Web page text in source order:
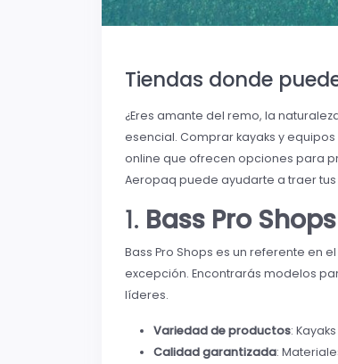
Tiendas donde
¿Eres amante del remo, la
esencial. Comprar kayaks y
online que ofrecen opciones para
Aeropaq puede ayudarte a traer
1. Bass Pro Shops
Bass Pro Shops es un referente en
excepción. Encontrarás modelos
líderes.
Variedad de productos:
Calidad garantizada: